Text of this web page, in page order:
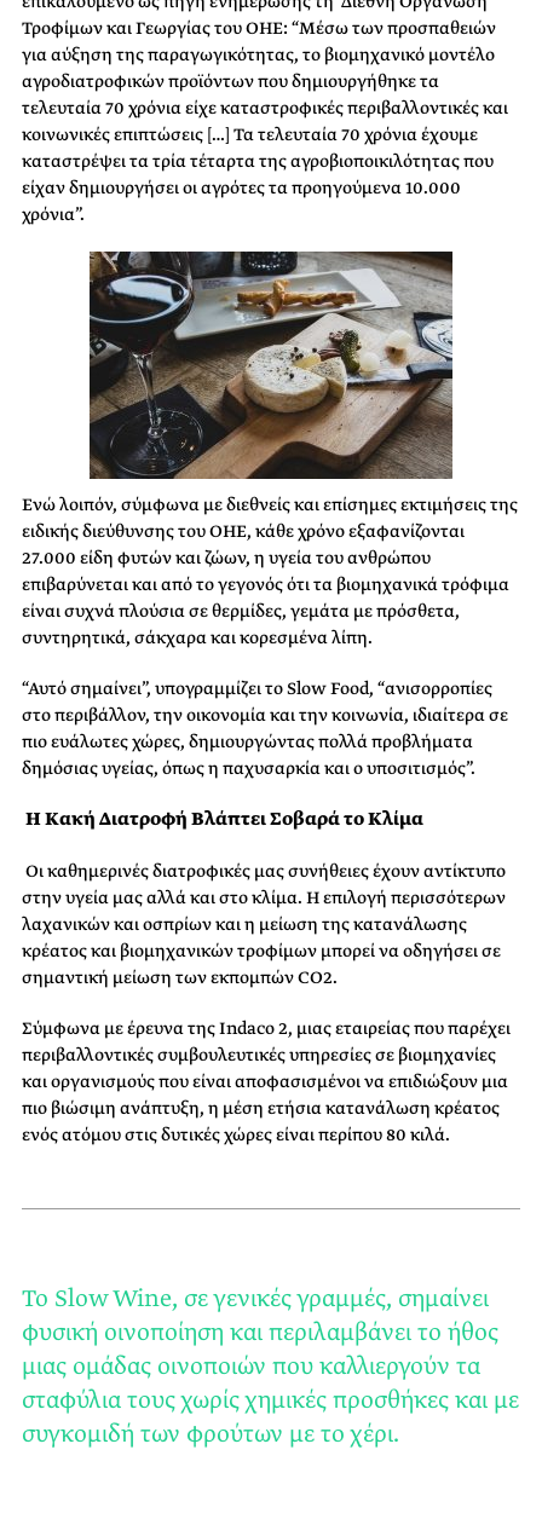
Τροφίμων και Γεωργίαςτου ΟΗΕ: “Μέσω των προσπαθειών
για αύξηση της παραγωγικότητας, το βιομηχανικό μοντέλο
αγροδιατροφικών προϊόντων που δημιουργήθηκε τα
τελευταία 70 χρόνια είχε καταστροφικές περιβαλλοντικές και
κοινωνικές επιπτώσεις […] Τα τελευταία 70 χρόνια έχουμε
καταστρέψει τα τρία τέταρτα της αγροβιοποικιλότητας που
είχαν δημιουργήσει οι αγρότες τα προηγούμενα 10.000
χρόνια”.
Ενώ λοιπόν, σύμφωνα με διεθνείς και επίσημες εκτιμήσεις της
ειδικής διεύθυνσης του ΟΗΕ, κάθε χρόνο εξαφανίζονται
27.000 είδη φυτών και ζώων, η υγεία του ανθρώπου
επιβαρύνεται και από το γεγονός ότιτα βιομηχανικά τρόφιμα
είναι συχνά πλούσια σε θερμίδες, γεμάτα με πρόσθετα,
συντηρητικά, σάκχαρα και κορεσμένα λίπη.
“Αυτό σημαίνει”, υπογραμμίζει το Slow Food, “ανισορροπίες
στο περιβάλλον, την οικονομία και την κοινωνία, ιδιαίτερα σε
πιο ευάλωτες χώρες, δημιουργώντας πολλά προβλήματα
δημόσιας υγείας, όπως η παχυσαρκία και ο υποσιτισμός”.
Η Κακή Διατροφή Βλάπτει Σοβαρά το Κλίμα
Οι καθημερινές διατροφικές μας συνήθειες έχουν αντίκτυπο
στην υγεία μας αλλά και στο κλίμα. Η επιλογή περισσότερων
λαχανικών και οσπρίων και η μείωση της κατανάλωσης
κρέατος και βιομηχανικών τροφίμων μπορεί να οδηγήσει σε
σημαντική μείωση των εκπομπών CO2.
Σύμφωνα με έρευνα τηςIndaco 2, μιας εταιρείας που παρέχει
περιβαλλοντικές συμβουλευτικές υπηρεσίες σε βιομηχανίες
και οργανισμούς που είναι αποφασισμένοι να επιδιώξουν μια
πιο βιώσιμη ανάπτυξη, η μέση ετήσια κατανάλωση κρέατος
ενός ατόμου στις δυτικές χώρες είναι περίπου 80 κιλά.
Το Slow Wine, σε γενικές γραμμές, σημαίνει
φυσική οινοποίηση και περιλαμβάνει το ήθος
μιας ομάδας οινοποιών που καλλιεργούν τα
σταφύλια τους χωρίς χημικές προσθήκες και με
συγκομιδή των φρούτων με το χέρι.